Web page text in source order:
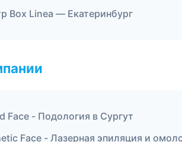
Box Linea — Екатеринбург
Face - Подология в Сургут
Face - Лазерная эпиляция и